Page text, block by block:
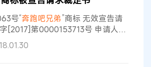
艺科技有限公司未经许可和审查在
上播放了该节目。 为及时
号“奔跑吧兄弟”商标 无效宣告请
[2017]第0000153713号 申请人：
传媒有限公司 委托代理人：北京睿
产权代理有限公司 被申请人：瑞安